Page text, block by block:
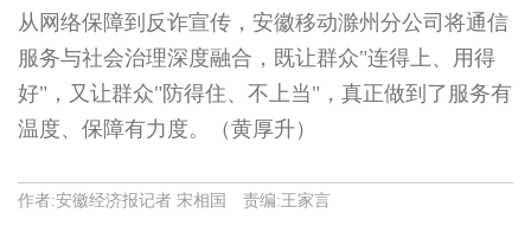
从网络保障到反诈宣传，安徽移动滁州分公司将通信
服务与社会治理深度融合，既让群众"连得上、用得
好"，又让群众"防得住、不上当"，真正做到了服务有
温度、保障有力度。（黄厚升）
作者:安徽经济报记者 宋相国 责编:王家言